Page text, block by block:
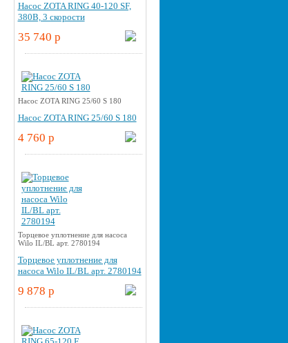
Насос ZOTA RING 40-120 SF,
380В, 3 скорости
35 740 p
Насос ZOTA RING 25/60 S 180
Насос ZOTA RING 25/60 S 180
4 760 p
Торцевое уплотнение для насоса
Wilo IL/BL арт. 2780194
Торцевое уплотнение для
насоса Wilo IL/BL арт. 2780194
9 878 p